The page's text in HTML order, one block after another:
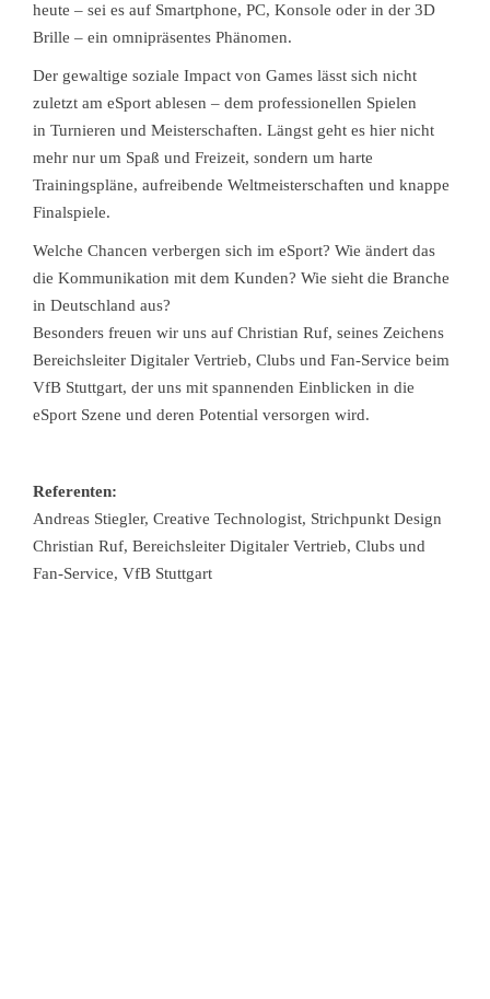
heute – sei es auf Smartphone, PC, Konsole oder in der 3D
Brille – ein omnipräsentes Phänomen.
Der gewaltige soziale Impact von Games lässt sich nicht
zuletzt am eSport ablesen – dem professionellen Spielen
in Turnieren und Meisterschaften. Längst geht es hier nicht
mehr nur um Spaß und Freizeit, sondern um harte
Trainingspläne, aufreibende Weltmeisterschaften und knappe
Finalspiele.
Welche Chancen verbergen sich im eSport? Wie ändert das
die Kommunikation mit dem Kunden? Wie sieht die Branche
in Deutschland aus?
Besonders freuen wir uns auf Christian Ruf, seines Zeichens
Bereichsleiter Digitaler Vertrieb, Clubs und Fan-Service beim
VfB Stuttgart, der uns mit spannenden Einblicken in die
eSport Szene und deren Potential versorgen wird.
Referenten:
Andreas Stiegler, Creative Technologist, Strichpunkt Design
Christian Ruf, Bereichsleiter Digitaler Vertrieb, Clubs und
Fan-Service, VfB Stuttgart